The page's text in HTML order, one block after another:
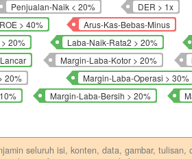
Penjualan-Naik < 20% DER > 1x
ROE > 40% Arus-Kas-Bebas-Minus
20%
Laba-Naik-Rata2 > 20%
Margin-Laba-Kotor > 20%
20%
Margin-Laba-Operasi > 30%
Margin-Laba-Bersih > 20%
seluruh isi, konten, data, gambar,